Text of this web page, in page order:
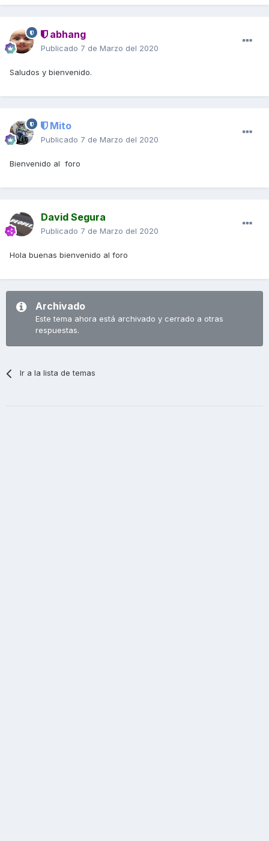
abhang
Publicado 7 de Marzo del 2020
Saludos y bienvenido.
Mito
Publicado 7 de Marzo del 2020
Bienvenido al foro
David Segura
Publicado 7 de Marzo del 2020
Hola buenas bienvenido al foro
Archivado
Este tema ahora está archivado y cerrado a otras
respuestas.
Ir a la lista de temas